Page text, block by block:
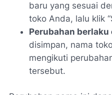
baru yang sesuai
toko Anda, lalu klik
Perubahan berlaku
disimpan, nama
mengikuti
tersebut.